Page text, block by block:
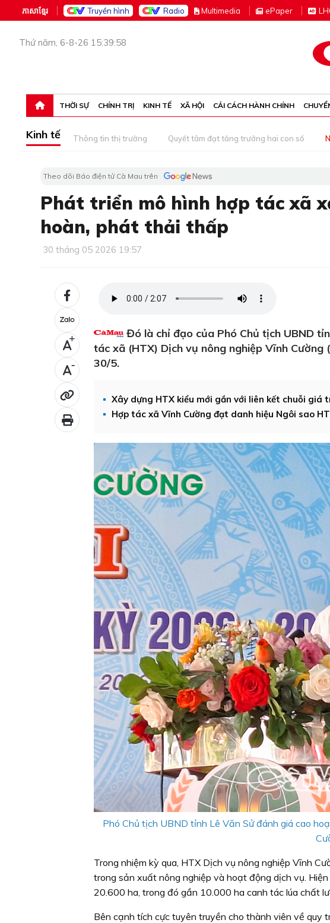
ភាសាខ្មែរ Truyền hình Radio Multimedia ePaper
Thứ năm, 6-8-26 15:39:58
THỜI SỰ CHÍNH TRỊ KINH TẾ XÃ HỘI CẢI CÁCH HÀNH CHÍNH
Kinh tế Thông tin thị trường Quyết tâm đạt tăng trưởng hai con số
Theo dõi Báo điện tử Cà Mau trên
Phát triển mô hình hợp tác xã
hoàn, phát thải thấp
30 tháng 05 2026 19:57
+
-
Đó là chỉ đạo của Phó Chủ tịch UBND
tác xã (HTX) Dịch vụ nông nghiệp Vĩnh
30/5.
Xây dựng HTX kiểu mới gắn với liên kết chuỗi giá
Hợp tác xã Vĩnh Cường đạt danh hiệu Ngôi sao
Phó Chủ tịch UBND tỉnh Lê Văn Sử đánh giá cao
Trong nhiệm kỳ qua, HTX Dịch vụ nông nghiệp Vĩnh
trong sản xuất nông nghiệp và hoạt động dịch vụ.
20.600 ha, trong đó gần 10.000 ha canh tác lúa chất
Bên cạnh tích cực tuyên truyền cho thành viên về quy